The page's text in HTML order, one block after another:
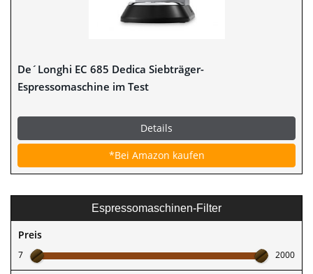
De´Longhi EC 685 Dedica Siebträger-
Espressomaschine im Test
Details
*Bei Amazon kaufen
Espressomaschinen-Filter
Preis
7 2000